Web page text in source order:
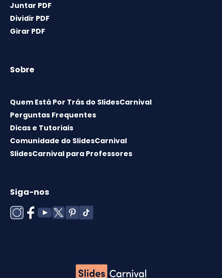
Juntar PDF
Dividir PDF
Girar PDF
Sobre
Quem Está Por Trás do SlidesCarnival
Perguntas Frequentes
Dicas e Tutoriais
Comunidade do SlidesCarnival
SlidesCarnival para Professores
Siga-nos